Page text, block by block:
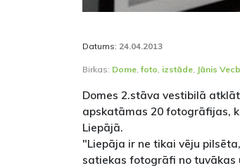
Datums: 24.04.2013
Birkas: Dome,foto, izstāde, Jānis
Domes 2.stāva vestibilā
apskatāmas 20 fotogrāfijas,
Liepājā.
"Liepāja ir ne tikai vēju
satiekas fotogrāfi no